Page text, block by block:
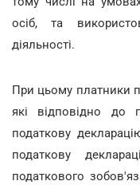
осіб, та
діяльності.
При цьому платники
які відповідно до
податкову
податкову
податкового